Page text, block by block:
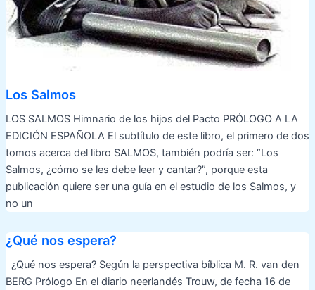
Los Salmos
LOS SALMOS Himnario de los hijos del Pacto PRÓLOGO A LA
EDICIÓN ESPAÑOLA El subtítulo de este libro, el primero de dos
tomos acerca del libro SALMOS, también podría ser: “Los
Salmos, ¿cómo se les debe leer y cantar?”, porque esta
publicación quiere ser una guía en el estudio de los Salmos, y
no un
¿Qué nos espera?
¿Qué nos espera? Según la perspectiva bíblica M. R. van den
BERG Prólogo En el diario neerlandés Trouw, de fecha 16 de